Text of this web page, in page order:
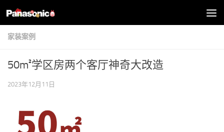
跳至内容
家装案例
50m²学区房两个客厅神奇大改造
2023年12月11日